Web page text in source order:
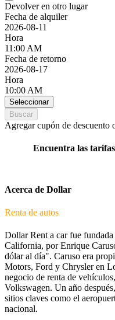
Devolver en otro lugar
Fecha de alquiler
2026-08-11
Hora
11:00 AM
Fecha de retorno
2026-08-17
Hora
10:00 AM
Seleccionar
Buscar
Agregar cupón de descuento
Encuentra las
Acerca de Dollar
Renta de autos
Dollar Rent a car fue fundada
California, por Enrique
dólar al día". Caruso era
Motors, Ford y Chrysler en
negocio de renta de
Volkswagen. Un año
sitios claves como el
nacional.